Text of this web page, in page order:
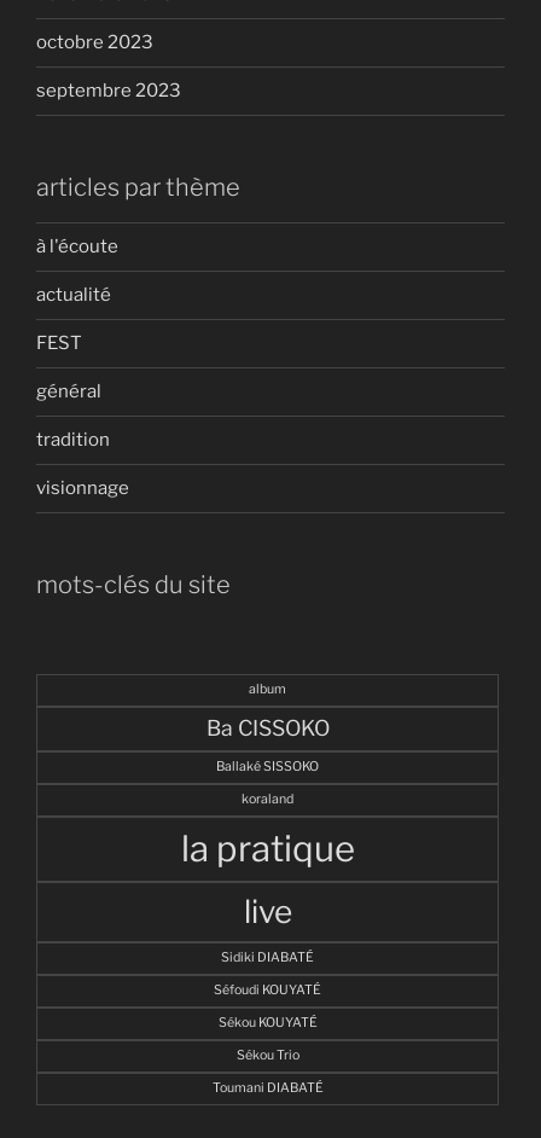
octobre 2023
septembre 2023
articles par thème
à l'écoute
actualité
FEST
général
tradition
visionnage
mots-clés du site
album
Ba CISSOKO
Ballaké SISSOKO
koraland
la pratique
live
Sidiki DIABATÉ
Séfoudi KOUYATÉ
Sékou KOUYATÉ
Sékou Trio
Toumani DIABATÉ